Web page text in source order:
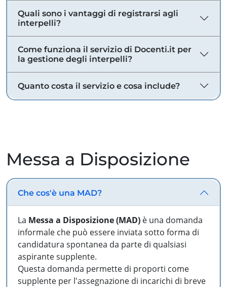
Quali sono i vantaggi di registrarsi agli
interpelli?
Come funziona il servizio di Docenti.it per
la gestione degli interpelli?
Quanto costa il servizio e cosa include?
Messa a Disposizione
Che cos'è una MAD?
La Messa a Disposizione (MAD) è una domanda
informale che può essere inviata sotto forma di
candidatura spontanea da parte di qualsiasi
aspirante supplente.
Questa domanda permette di proporti come
supplente per l'assegnazione di incarichi di breve